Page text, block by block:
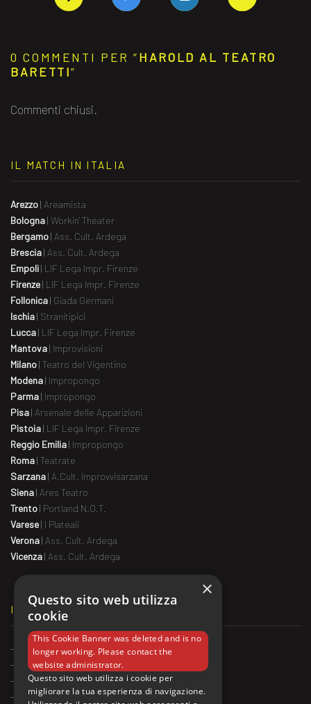
0 COMMENTI PER “HAROLD AL TEATRO
BARETTI”
Commenti chiusi.
IL MATCH IN ITALIA
Arezzo| Areamista
Bologna| Workin' Theater
Bergamo| Ass. Cult. Ardega
Brescia| Ass. Cult. Ardega
Empoli| LIF Lega Impr. Firenze
Firenze| LIF Lega Impr. Firenze
Follonica| Giada Germani
Ischia| Stranitipici
Lucca| LIF Lega Impr. Firenze
Mantova| Improvisioni
Milano| Teatro del Vigentino
Modena| Impropongo
Parma| Impropongo
Pisa| Arsenale delle Apparizioni
Pistoia| LIF Lega Impr. Firenze
Reggio Emilia| Impropongo
Roma| Teatrate
Sarzana| A.Cult. Improvvisarzana
Siena| Ares Teatro
Trento| Portland N.O.T.
Varese| I Plateali
Verona| Ass. Cult. Ardega
Vicenza| Ass. Cult. Ardega
IL MATCH ALL’ESTERO
- Montreal,Ligue National d'Improvisation
-
Belgio
- Francia
- Argentina
×
Questo sito web utilizza
cookie
This Cookie Banner was deleted and is no
longer working. Please contact the
website administrator.
Questo sito web utilizza i cookie per
migliorare la tua esperienza di navigazione.